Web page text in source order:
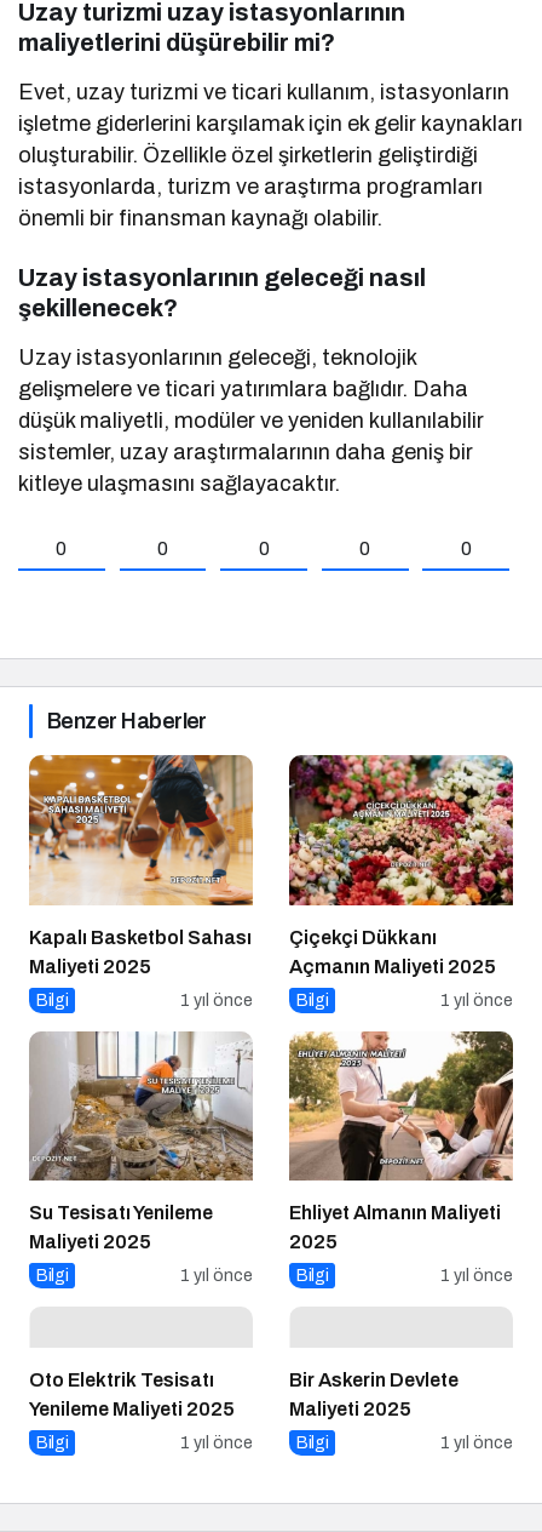
Uzay turizmi uzay istasyonlarının
maliyetlerini düşürebilir mi?
Evet, uzay turizmi ve ticari kullanım, istasyonların
işletme giderlerini karşılamak için ek gelir kaynakları
oluşturabilir. Özellikle özel şirketlerin geliştirdiği
istasyonlarda, turizm ve araştırma programları
önemli bir finansman kaynağı olabilir.
Uzay istasyonlarının geleceği nasıl
şekillenecek?
Uzay istasyonlarının geleceği, teknolojik
gelişmelere ve ticari yatırımlara bağlıdır. Daha
düşük maliyetli, modüler ve yeniden kullanılabilir
sistemler, uzay araştırmalarının daha geniş bir
kitleye ulaşmasını sağlayacaktır.
0 0 0 0 0
Benzer Haberler
Kapalı Basketbol Sahası
Maliyeti 2025
Bilgi 1 yıl önce
Çiçekçi Dükkanı
Açmanın Maliyeti 2025
Bilgi 1 yıl önce
Su Tesisatı Yenileme
Maliyeti 2025
Bilgi 1 yıl önce
Ehliyet Almanın Maliyeti
2025
Bilgi 1 yıl önce
Oto Elektrik Tesisatı
Yenileme Maliyeti 2025
Bilgi 1 yıl önce
Bir Askerin Devlete
Maliyeti 2025
Bilgi 1 yıl önce